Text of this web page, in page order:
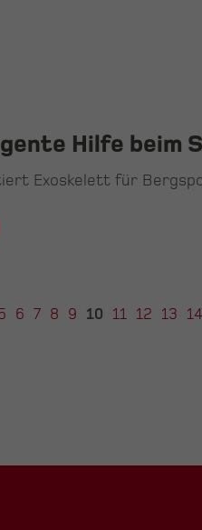
Hilfe beim
Exoskelett für
6 7 8 9 10 11 12 13 14